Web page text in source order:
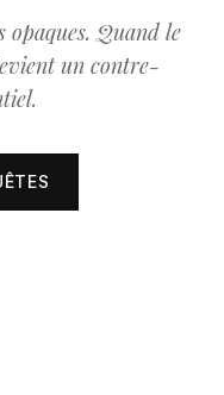
opaques. Quand le
un contre-